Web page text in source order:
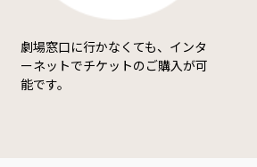
劇場窓口に行かなくても、インタ
ーネットでチケットのご購入が可
能です。